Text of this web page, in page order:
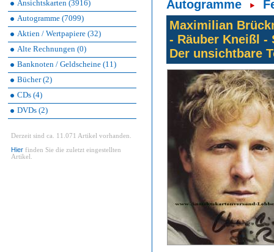
Ansichtskarten (3916)
Autogramme (7099)
Aktien / Wertpapiere (32)
Alte Rechnungen (0)
Banknoten / Geldscheine (11)
Bücher (2)
CDs (4)
DVDs (2)
Derzeit sind ca. 11.071 Artikel vorhanden.
Hier finden Sie die zuletzt eingestellten
Artikel.
Autogramme
Maximilian
- Räuber Kneißl -
Der unsichtbare